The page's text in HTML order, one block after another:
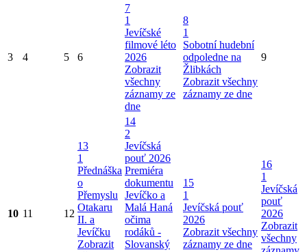
3 4 5 6
7
1
Jevíčské
filmové léto
2026
Zobrazit
všechny
záznamy ze
dne
8
1
Sobotní hudební
odpoledne na
Žlibkách
Zobrazit všechny
záznamy ze dne
9
10 11 12
13
1
Přednáška
o
Přemyslu
Otakaru
II. a
Jevíčku
Zobrazit
14
2
Jevíčská
pouť 2026
Premiéra
dokumentu
Jevíčko a
Malá Haná
očima
rodáků -
Slovanský
15
1
Jevíčská pouť
2026
Zobrazit všechny
záznamy ze dne
16
1
Jevíčská
pouť
2026
Zobrazit
všechny